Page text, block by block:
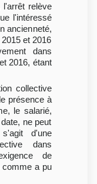
l'arrêt relève
l'intéressé
ancienneté,
et 2016
dans
2016, étant
collective
présence à
le salarié,
ne peut
d'une
dans
de
comme a pu